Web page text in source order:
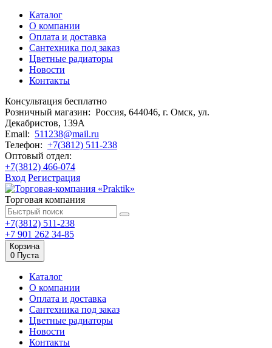
Каталог
О компании
Оплата и доставка
Сантехника под заказ
Цветные радиаторы
Новости
Контакты
Консультация бесплатно
Розничный магазин: Россия, 644046, г. Омск, ул.
Декабристов, 139А
Email: 511238@mail.ru
Телефон: +7(3812) 511-238
Оптовый отдел:
+7(3812) 466-074
Вход Регистрация
Торговая компания
+7(3812) 511-238
+7 901 262 34-85
Корзина
0 Пуста
Каталог
О компании
Оплата и доставка
Сантехника под заказ
Цветные радиаторы
Новости
Контакты